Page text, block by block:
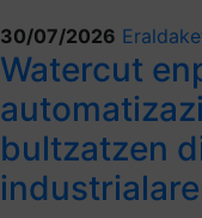
30/07/2026
Watercut
bultzatzen